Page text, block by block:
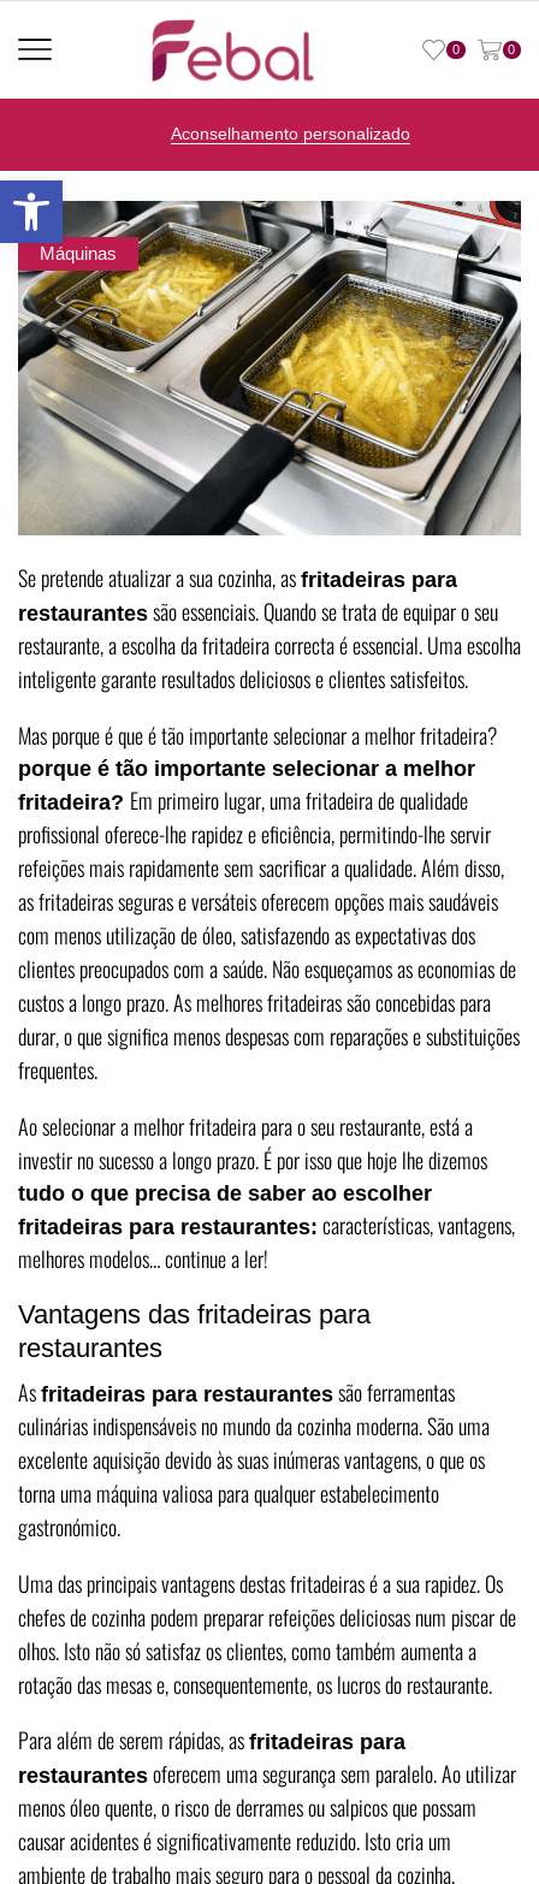
0 0
Aconselhamento personalizado
Máquinas
Se pretende atualizar a sua cozinha, as fritadeiras para
restaurantes são essenciais. Quando se trata de equipar o seu
restaurante, a escolha da fritadeira correcta é essencial. Uma escolha
inteligente garante resultados deliciosos e clientes satisfeitos.
Mas porque é que é tão importante selecionar a melhor fritadeira?
porque é tão importante selecionar a melhor
fritadeira? Em primeiro lugar, uma fritadeira de qualidade
profissional oferece-lhe rapidez e eficiência, permitindo-lhe servir
refeições mais rapidamente sem sacrificar a qualidade. Além disso,
as fritadeiras seguras e versáteis oferecem opções mais saudáveis
com menos utilização de óleo, satisfazendo as expectativas dos
clientes preocupados com a saúde. Não esqueçamos as economias de
custos a longo prazo. As melhores fritadeiras são concebidas para
durar, o que significa menos despesas com reparações e substituições
frequentes.
Ao selecionar a melhor fritadeira para o seu restaurante, está a
investir no sucesso a longo prazo. É por isso que hoje lhe dizemos
tudo o que precisa de saber ao escolher
fritadeiras para restaurantes: características, vantagens,
melhores modelos… continue a ler!
Vantagens das fritadeiras para
restaurantes
As fritadeiras para restaurantes são ferramentas
culinárias indispensáveis no mundo da cozinha moderna. São uma
excelente aquisição devido às suas inúmeras vantagens, o que os
torna uma máquina valiosa para qualquer estabelecimento
gastronómico.
Uma das principais vantagens destas fritadeiras é a sua rapidez. Os
chefes de cozinha podem preparar refeições deliciosas num piscar de
olhos. Isto não só satisfaz os clientes, como também aumenta a
rotação das mesas e, consequentemente, os lucros do restaurante.
Para além de serem rápidas, as fritadeiras para
restaurantes oferecem uma segurança sem paralelo. Ao utilizar
menos óleo quente, o risco de derrames ou salpicos que possam
causar acidentes é significativamente reduzido. Isto cria um
ambiente de trabalho mais seguro para o pessoal da cozinha.
Open toolbar